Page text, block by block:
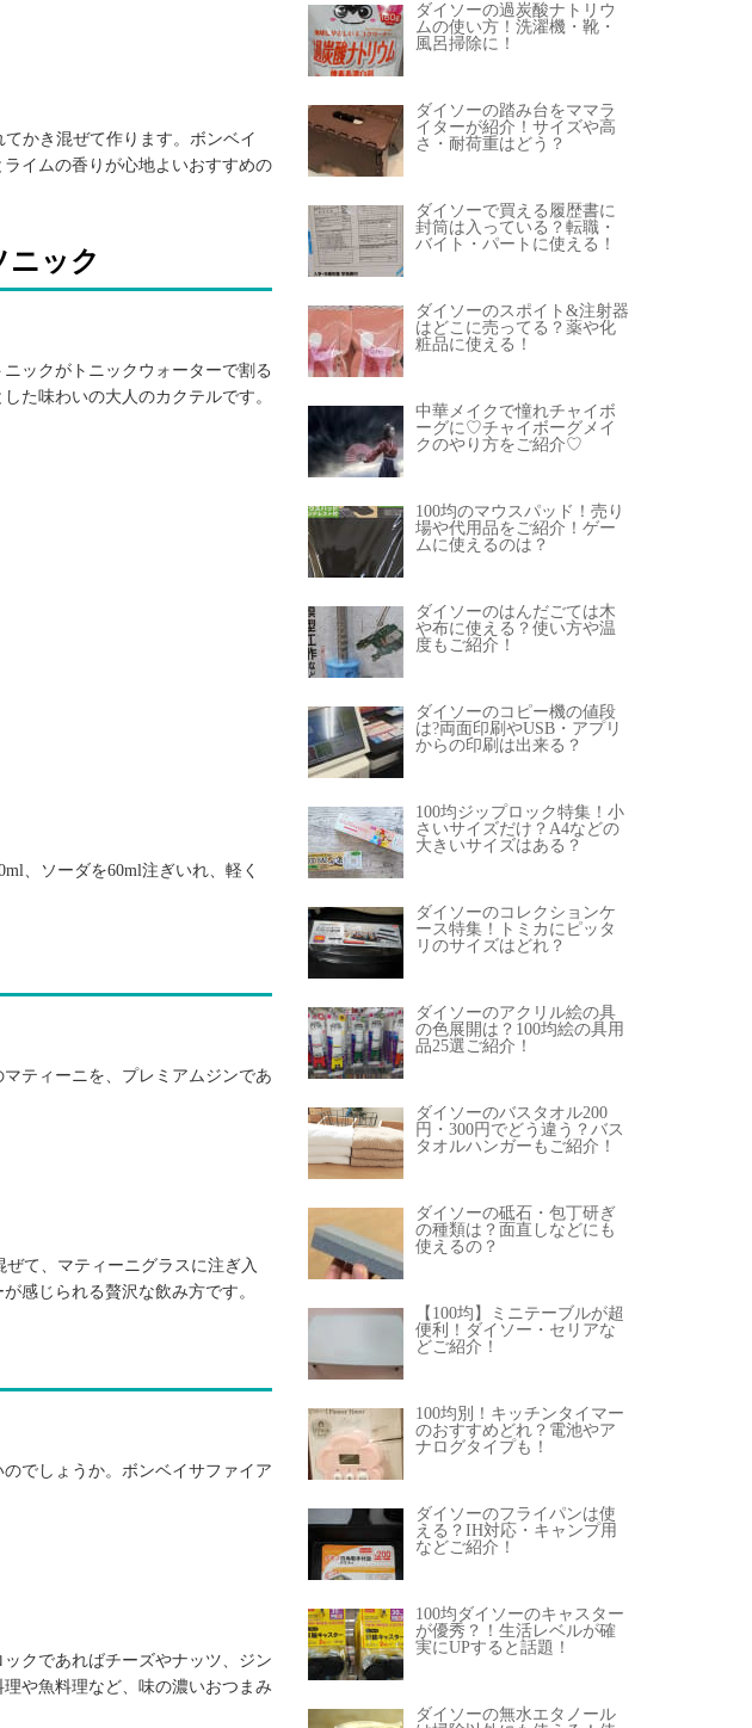
かき混ぜて作ります。ボンベイ
イムの香りが心地よいおすすめの
ック
ックがトニックウォーターで割る
た味わいの大人のカクテルです。
、ソーダを60ml注ぎいれ、軽く
ティーニを、プレミアムジンであ
て、マティーニグラスに注ぎ入
感じられる贅沢な飲み方です。
でしょうか。ボンベイサファイア
クであればチーズやナッツ、ジン
や魚料理など、味の濃いおつまみ
ダイソーの過炭酸ナトリウ
ムの使い方！洗濯機・靴・
風呂掃除に！
ダイソーの踏み台をママラ
イターが紹介！サイズや高
さ・耐荷重はどう？
ダイソーで買える履歴書に
封筒は入っている？転職・
バイト・パートに使える！
ダイソーのスポイト&注射器
はどこに売ってる？薬や化
粧品に使える！
中華メイクで憧れチャイボ
ーグに♡チャイボーグメイ
クのやり方をご紹介♡
100均のマウスパッド！売り
場や代用品をご紹介！ゲー
ムに使えるのは？
ダイソーのはんだごては木
や布に使える？使い方や温
度もご紹介！
ダイソーのコピー機の値段
は?両面印刷やUSB・アプリ
からの印刷は出来る？
100均ジップロック特集！小
さいサイズだけ？A4などの
大きいサイズはある？
ダイソーのコレクションケ
ース特集！トミカにピッタ
リのサイズはどれ？
ダイソーのアクリル絵の具
の色展開は？100均絵の具用
品25選ご紹介！
ダイソーのバスタオル200
円・300円でどう違う？バス
タオルハンガーもご紹介！
ダイソーの砥石・包丁研ぎ
の種類は？面直しなどにも
使えるの？
【100均】ミニテーブルが超
便利！ダイソー・セリアな
どご紹介！
100均別！キッチンタイマー
のおすすめどれ？電池やア
ナログタイプも！
ダイソーのフライパンは使
える？IH対応・キャンプ用
などご紹介！
100均ダイソーのキャスター
が優秀？！生活レベルが確
実にUPすると話題！
ダイソーの無水エタノール